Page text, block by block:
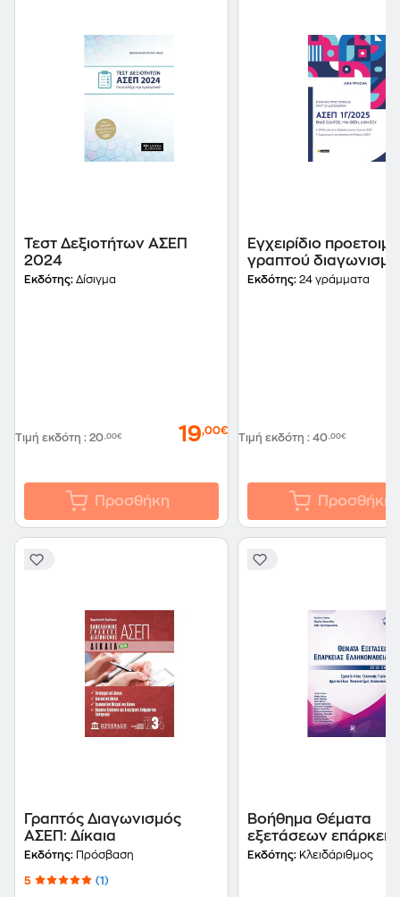
Τεστ Δεξιοτήτων ΑΣΕΠ
2024
Εκδότης: Δίσιγμα
Τιμή εκδότη : 20,00€ 19,00€
Προσθήκη
Εγχειρίδιο
γραπτού
ΑΣΕΠ 1Γ/2025
Εκδότης: 24 γράμματα
Τιμή εκδότη : 40,00€
Προσθήκη
Γραπτός Διαγωνισμός
ΑΣΕΠ: Δίκαια
Εκδότης: Πρόσβαση
5 (1)
Βοήθημα Θέματα
εξετάσεων
ελληνομάθειας
Εκδότης: Κλειδάριθμος